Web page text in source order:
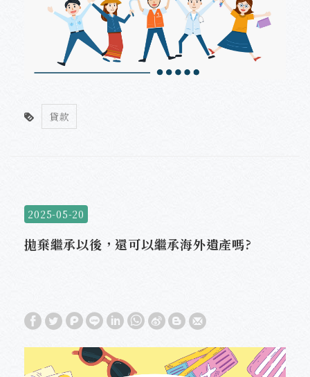
貸款
2025-05-20
拋棄繼承以後，還可以繼承海外遺產嗎?